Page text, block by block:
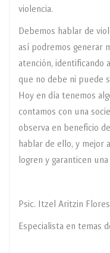
violencia.
Debemos hablar de
así podremos generar
atención, identificando
que no debe ni puede
Hoy en día tenemos
contamos con una
observa en beneficio
hablar de ello, y mejor
logren y garanticen
Psic. Itzel Aritzin
Especialista en temas